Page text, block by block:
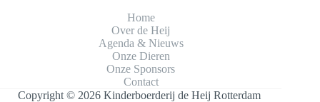
Home
Over de Heij
Agenda & Nieuws
Onze Dieren
Onze Sponsors
Contact
Copyright © 2026 Kinderboerderij de Heij Rotterdam